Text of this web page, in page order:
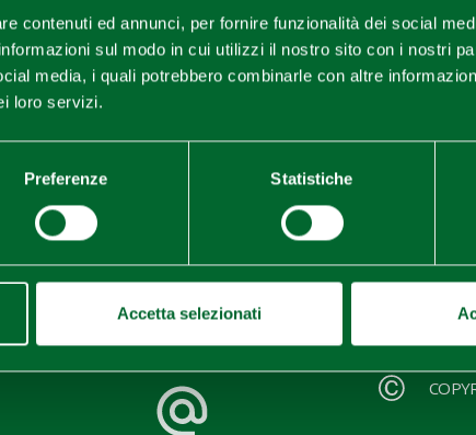
contenuti ed annunci, per fornire funzionalità dei social
sul modo in cui utilizzi il nostro sito con i nostri
media, i quali potrebbero combinarle con altre
loro servizi.
Preferenze Statistiche
Accetta selezionati
SUL
MUMAB - MUSEO
ANTICO E
Ultimo aggiornamento 18/05/2021
Area Stampa
CHI